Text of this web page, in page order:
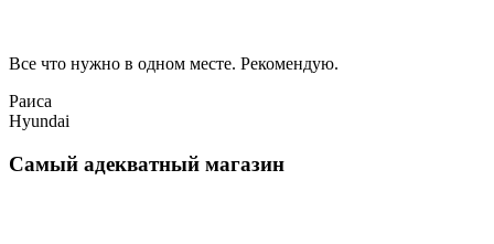
Все что нужно в одном месте. Рекомендую.
Раиса
Hyundai
Самый адекватный магазин